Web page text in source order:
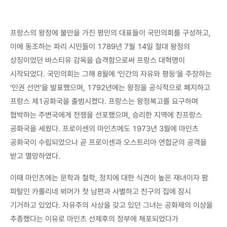
프랑스의 왕정에 불만을 가진 평민의 대표들이 국민의회를 구성하고,
이에 동조하는 파리 시민들이 1789년 7월 14일 절대 왕정의
상징이었던 바스티유 감옥을 습격함으로써 프랑스 대혁명이
시작되었다. 국민의회는 그해 8월에 ‘인간의 자유와 평등’을 주장하는
‘인권 선언’을 발표했으며, 1792년에는 왕정을 공식적으로 폐지하고
프랑스 제1공화국을 출범시켰다. 프랑스는 왕정복고를 요구하며
협박하는 주변국에게 전쟁을 선포했으며, 승리한 지역에 친프랑스
공화국을 세웠다. 프로이센의 마인츠에도 1973년 3월에 마인츠
공화국이 수립되었으나 곧 프로이센과 오스트리아 연합군의 공격을
받고 멸망하였다.
이때 마인츠에는 문학과 철학, 정치에 대한 식견이 높은 재녀이자 팜
파탈인 카롤리네 뵈머가 첫 남편과 사별하고 친구의 집에 잠시
기거하고 있었다. 자유주의 사상을 갖고 있던 그녀는 공화제의 이상을
추종했다는 이유로 마인츠 선제후의 정부에 체포되었다가